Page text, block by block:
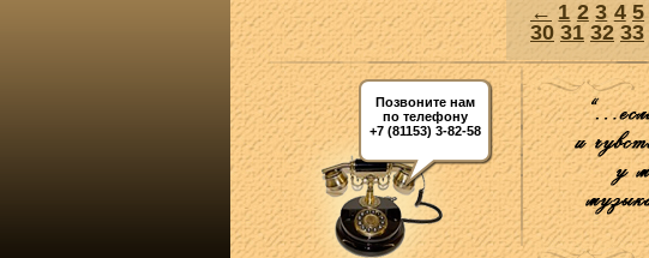
← 1 2 3 4 5
30 31 32 33
Позвоните нам
по телефону
+7 (81153) 3-82-58